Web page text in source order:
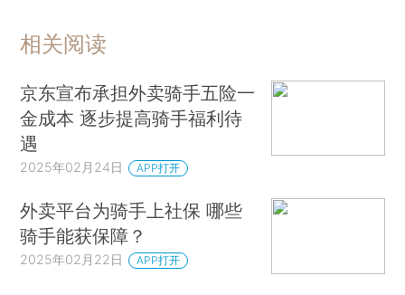
相关阅读
京东宣布承担外卖骑手五险一
金成本 逐步提高骑手福利待
遇
2025年02月24日 APP打开
外卖平台为骑手上社保 哪些
骑手能获保障？
2025年02月22日 APP打开